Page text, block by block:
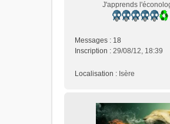
J'apprends
Messages : 18
Inscription : 29/08/12, 18:39
Localisation : Isère